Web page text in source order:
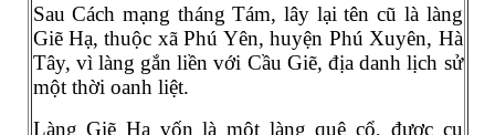
Sau Cách mạng tháng Tám, lây lại tên cũ là làng
Giẽ Hạ, thuộc xã Phú Yên, huyện Phú Xuyên, Hà
Tây, vì làng gắn liền với Cầu Giẽ, địa danh lịch sử
một thời oanh liệt.
Làng Giẽ Hạ vốn là một làng quê cổ, được cụ